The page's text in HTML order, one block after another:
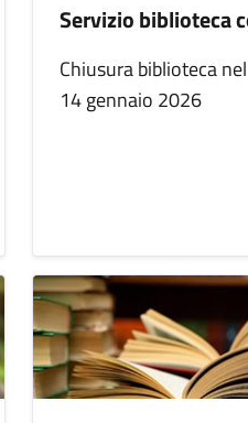
Servizio biblioteca
Chiusura biblioteca
14 gennaio 2026